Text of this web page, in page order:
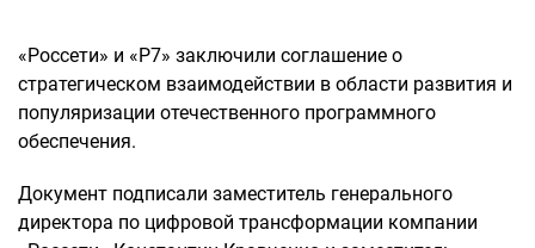
«Россети» и «Р7» заключили соглашение о
стратегическом взаимодействии в области развития и
популяризации отечественного программного
обеспечения.
Документ подписали заместитель генерального
директора по цифровой трансформации компании